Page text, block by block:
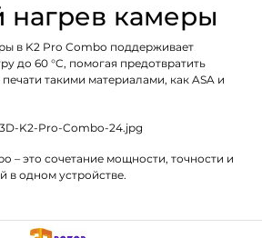
нагрев камеры
в K2 Pro Combo поддерживает
до 60 °C, помогая предотвратить
такими материалами, как ASA и
– это сочетание мощности, точности и
в одном устройстве.